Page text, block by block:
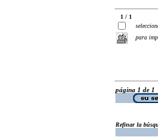
1 / 1
para
página 1 de 1
Refinar la